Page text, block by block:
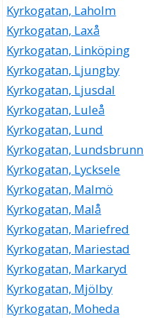
Kyrkogatan, Laholm
Kyrkogatan, Laxå
Kyrkogatan, Linköping
Kyrkogatan, Ljungby
Kyrkogatan, Ljusdal
Kyrkogatan, Luleå
Kyrkogatan, Lund
Kyrkogatan, Lundsbrunn
Kyrkogatan, Lycksele
Kyrkogatan, Malmö
Kyrkogatan, Malå
Kyrkogatan, Mariefred
Kyrkogatan, Mariestad
Kyrkogatan, Markaryd
Kyrkogatan, Mjölby
Kyrkogatan, Moheda